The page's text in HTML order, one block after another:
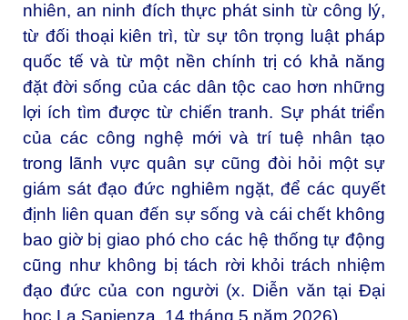
nhiên, an ninh đích thực phát sinh từ công lý,
từ đối thoại kiên trì, từ sự tôn trọng luật pháp
quốc tế và từ một nền chính trị có khả năng
đặt đời sống của các dân tộc cao hơn những
lợi ích tìm được từ chiến tranh. Sự phát triển
của các công nghệ mới và trí tuệ nhân tạo
trong lãnh vực quân sự cũng đòi hỏi một sự
giám sát đạo đức nghiêm ngặt, để các quyết
định liên quan đến sự sống và cái chết không
bao giờ bị giao phó cho các hệ thống tự động
cũng như không bị tách rời khỏi trách nhiệm
đạo đức của con người (x. Diễn văn tại Đại
học La Sapienza, 14 tháng 5 năm 2026).